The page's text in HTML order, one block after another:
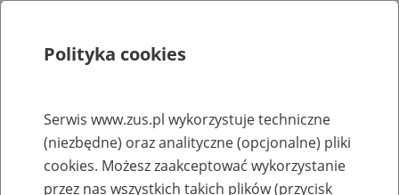
Rejestry, ewidencje i archiwa
Baza zlikwidowanych lub
Polityka cookies
Serwis www.zus.pl wykorzystuje techniczne
(niezbędne) oraz analityczne (opcjonalne) pliki
cookies. Możesz zaakceptować wykorzystanie
przez nas wszystkich takich plików (przycisk